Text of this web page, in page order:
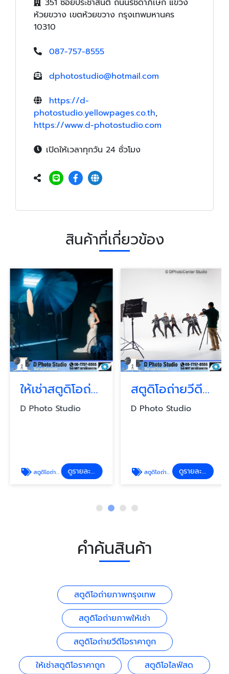
351 ซอยประชาสันติ ถนนรัชดาภิเษก แขวง
ห้วยขวาง เขตห้วยขวาง กรุงเทพมหานคร
10310
087-757-8555
dphotostudio@hotmail.com
https://d-
photostudio.yellowpages.co.th,
https://www.d-photostudio.com
เปิดให้เวลาทุกวัน 24 ชั่วโมง
สินค้าที่เกี่ยวข้อง
ให้เช่าสตูดิโอถ่ายภาพ
D Photo Studio
สตูดิโอถ่ายภาพให้เช่า ดูรายละเอียด
สตูดิโอถ่ายวีดีโอราคาถูก
D Photo Studio
สตูดิโอถ่ายวีดีโอราคาถูก ดูรายละเอียด
คำค้นสินค้า
สตูดิโอถ่ายภาพกรุงเทพ
สตูดิโอถ่ายภาพให้เช่า
สตูดิโอถ่ายวีดีโอราคาถูก
ให้เช่าสตูดิโอราคาถูก
สตูดิโอไลฟ์สด